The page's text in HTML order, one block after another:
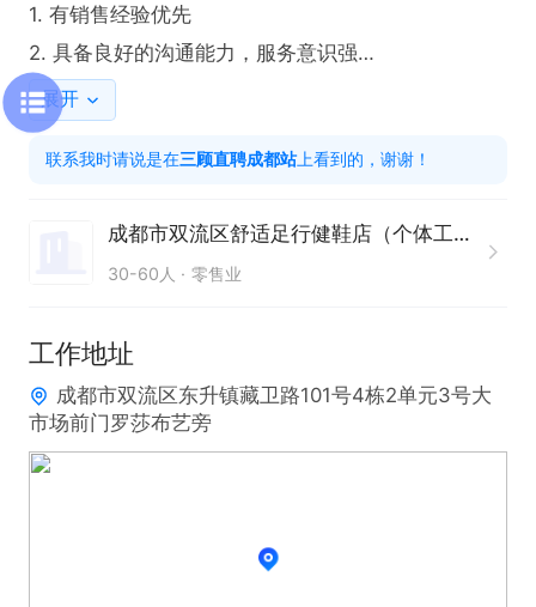
1. 有销售经验优先
2. 具备良好的沟通能力，服务意识强
3. 熟悉鞋类产品知识，了解不同款式特点
展开
联系我时请说是在三顾直聘成都站上看到的，谢谢！
成都市双流区舒适足行健鞋店（个体工商户）
30-60人 零售业
工作地址
成都市双流区东升镇藏卫路101号4栋2单元3号大
市场前门罗莎布艺旁